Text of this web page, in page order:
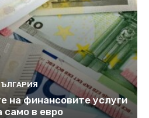
на финансовите услуги
само в евро